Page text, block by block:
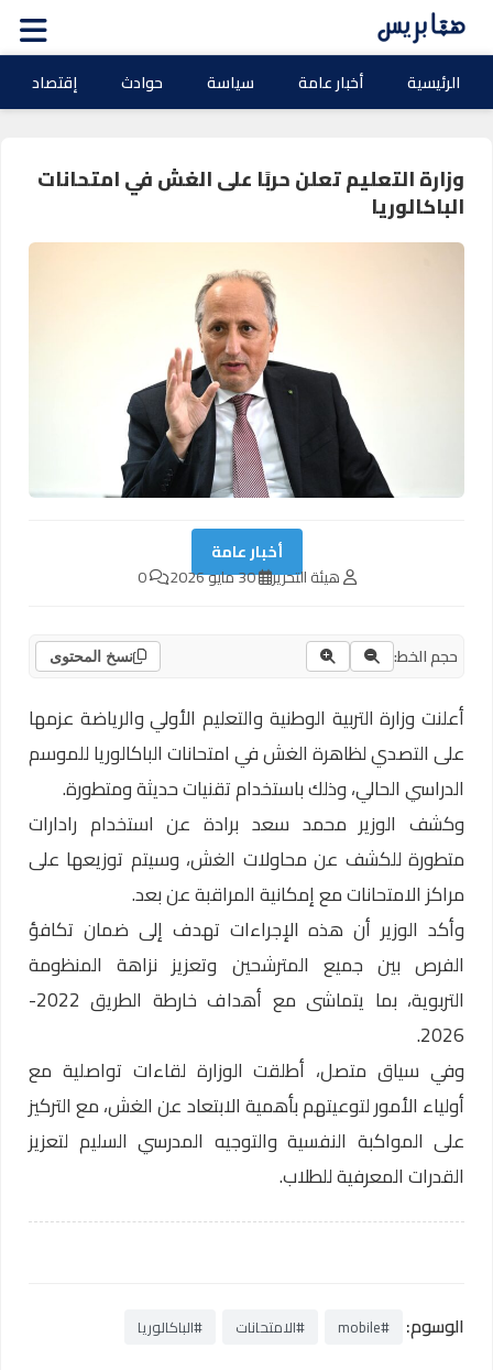
الرئيسية أخبار عامة سياسة حوادث إقتصاد
وزارة التعليم تعلن حربًا على الغش في امتحانات
الباكالوريا
أخبار عامة
هيئة التحرير 30 مايو 2026 0
حجم الخط: نسخ المحتوى
أعلنت وزارة التربية الوطنية والتعليم الأولي والرياضة عزمها
على التصدي لظاهرة الغش في امتحانات الباكالوريا للموسم
الدراسي الحالي، وذلك باستخدام تقنيات حديثة ومتطورة.
وكشف الوزير محمد سعد برادة عن استخدام رادارات
متطورة للكشف عن محاولات الغش، وسيتم توزيعها على
مراكز الامتحانات مع إمكانية المراقبة عن بعد.
وأكد الوزير أن هذه الإجراءات تهدف إلى ضمان تكافؤ
الفرص بين جميع المترشحين وتعزيز نزاهة المنظومة
التربوية، بما يتماشى مع أهداف خارطة الطريق 2022-
2026.
وفي سياق متصل، أطلقت الوزارة لقاءات تواصلية مع
أولياء الأمور لتوعيتهم بأهمية الابتعاد عن الغش، مع التركيز
على المواكبة النفسية والتوجيه المدرسي السليم لتعزيز
القدرات المعرفية للطلاب.
الوسوم: #mobile #الامتحانات #الباكالوريا